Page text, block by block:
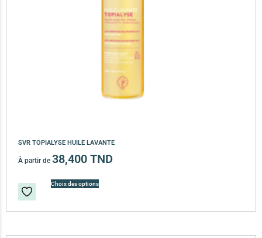
SVR TOPIALYSE HUILE LAVANTE
À partir de 38,400 TND
Choix des options